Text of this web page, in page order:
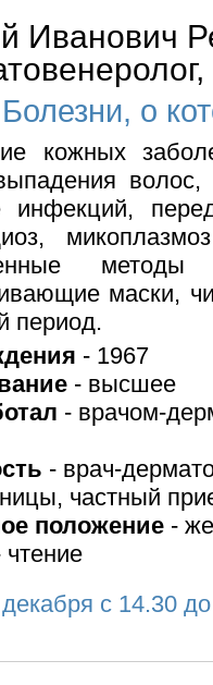
Иванович
о
кожных
волос,
инфекций,
методы
маски,
период.
- 1967
- высшее
- врачом-
- врач-
частный
положение -
чтение
с 14.30